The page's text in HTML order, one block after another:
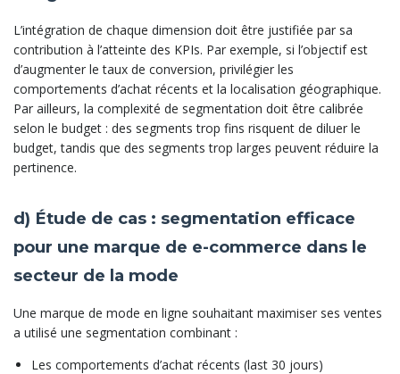
L’intégration de chaque dimension doit être justifiée par sa
contribution à l’atteinte des KPIs. Par exemple, si l’objectif est
d’augmenter le taux de conversion, privilégier les
comportements d’achat récents et la localisation géographique.
Par ailleurs, la complexité de segmentation doit être calibrée
selon le budget : des segments trop fins risquent de diluer le
budget, tandis que des segments trop larges peuvent réduire la
pertinence.
d) Étude de cas : segmentation efficace
pour une marque de e-commerce dans le
secteur de la mode
Une marque de mode en ligne souhaitant maximiser ses ventes
a utilisé une segmentation combinant :
Les comportements d’achat récents (last 30 jours)